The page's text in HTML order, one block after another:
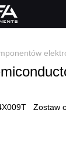
Zostaw